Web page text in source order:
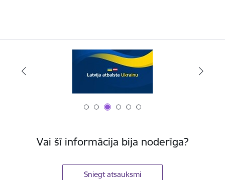
Vai šī informācija bija noderīga?
Sniegt atsauksmi